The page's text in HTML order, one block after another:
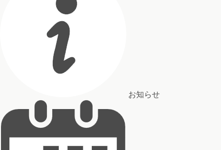
お知らせ